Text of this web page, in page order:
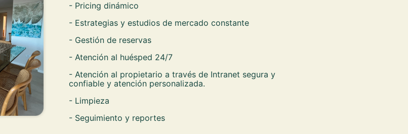
- Pricing dinámico
- Estrategias y estudios de mercado constante
- Gestión de reservas
- Atención al huésped 24/7
- Atención al propietario a través de Intranet segura y
confiable y atención personalizada.
- Limpieza
- Seguimiento y reportes